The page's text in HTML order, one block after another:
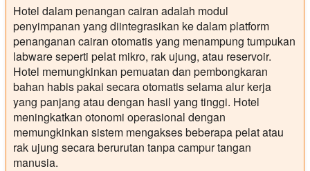
Hotel dalam penangan cairan adalah modul
penyimpanan yang diintegrasikan ke dalam platform
penanganan cairan otomatis yang menampung tumpukan
labware seperti pelat mikro, rak ujung, atau reservoir.
Hotel memungkinkan pemuatan dan pembongkaran
bahan habis pakai secara otomatis selama alur kerja
yang panjang atau dengan hasil yang tinggi. Hotel
meningkatkan otonomi operasional dengan
memungkinkan sistem mengakses beberapa pelat atau
rak ujung secara berurutan tanpa campur tangan
manusia.